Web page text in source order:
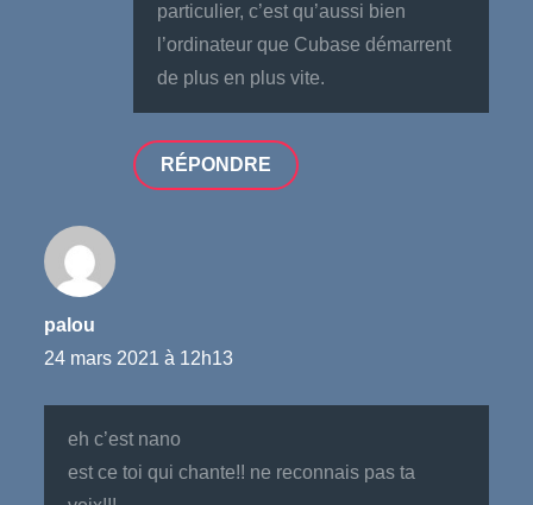
particulier, c’est qu’aussi bien
l’ordinateur que Cubase démarrent
de plus en plus vite.
RÉPONDRE
palou
24 mars 2021 à 12h13
eh c’est nano
est ce toi qui chante!! ne reconnais pas ta